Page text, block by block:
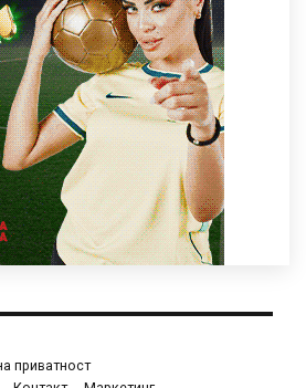
приватност